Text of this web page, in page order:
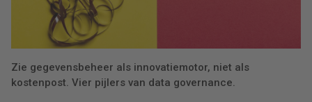
Zie gegevensbeheer als innovatiemotor, niet als
kostenpost. Vier pijlers van data governance.